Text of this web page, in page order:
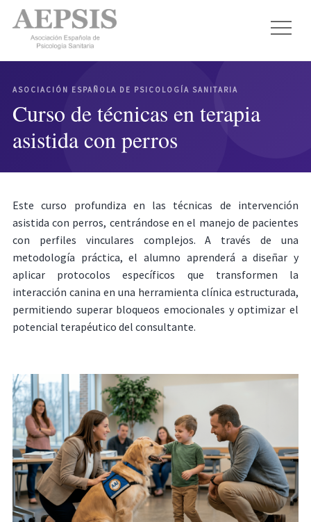
ASOCIACIÓN ESPAÑOLA DE PSICOLOGÍA SANITARIA
Curso de técnicas en terapia
asistida con perros
Este curso profundiza en las técnicas de intervención
asistida con perros, centrándose en el manejo de pacientes
con perfiles vinculares complejos. A través de una
metodología práctica, el alumno aprenderá a diseñar y
aplicar protocolos específicos que transformen la
interacción canina en una herramienta clínica estructurada,
permitiendo superar bloqueos emocionales y optimizar el
potencial terapéutico del consultante.